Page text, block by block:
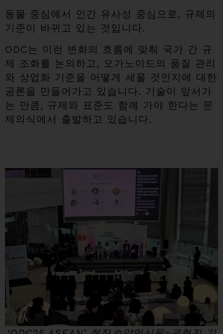
동물 중심에서 인간 유사성 중심으로, 규제의
기준이 바뀌고 있는 것입니다.
ODC는 이런 변화의 흐름에 맞춰 국가 간 규
제 조화를 논의하고, 오가노이드의 품질 관리
와 상업화 기준을 어떻게 세울 것인지에 대한
공론을 만들어가고 있습니다. 기술이 앞서가
는 만큼, 규제와 표준도 함께 가야 한다는 문
제의식에서 출발하고 있습니다.